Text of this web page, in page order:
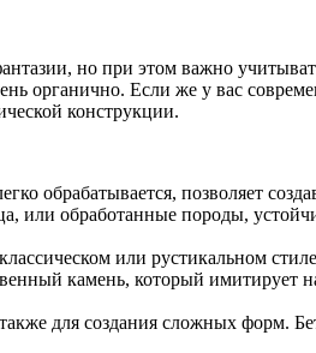
но при этом важно
органично. Если же у вас
конструкции.
обрабатывается, позволяет
или обработанные породы,
или рустикальном
камень, который имитирует
для создания сложных форм.